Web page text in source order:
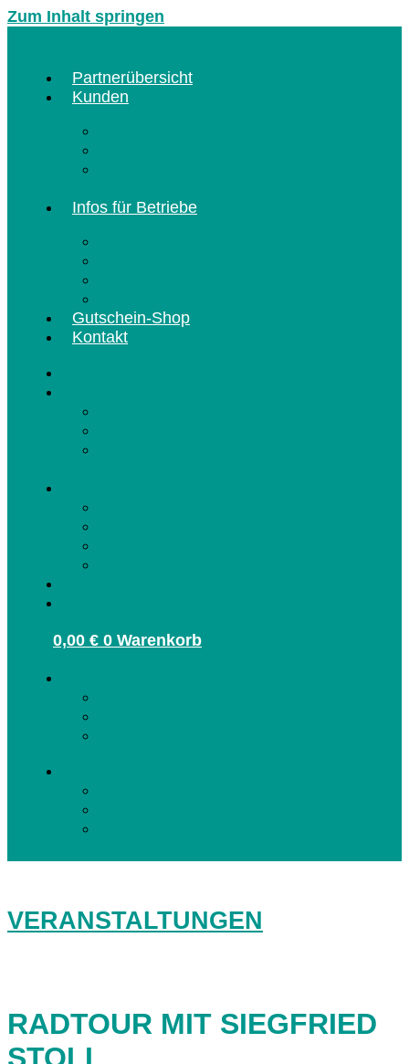
Zum Inhalt springen
Partnerübersicht
Kunden
Infos für Betriebe
Gutschein-Shop
Kontakt
0,00 € 0 Warenkorb
VERANSTALTUNGEN
RADTOUR MIT SIEGFRIED